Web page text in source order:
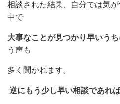
相談された結果、自分では気
中で
大事なことが見つかり早いう
う声も
多く聞かれます。
逆にもう少し早い相談であれ